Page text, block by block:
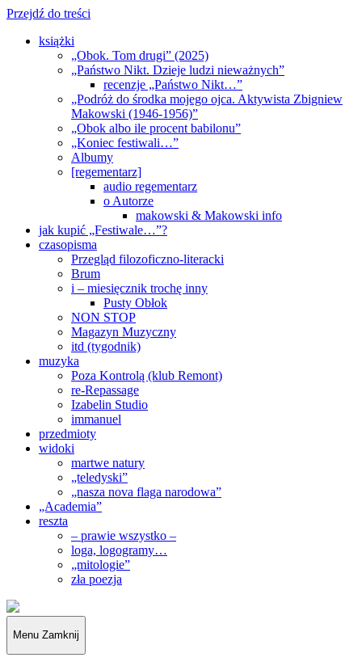
Przejdź do treści
książki
„Obok. Tom drugi” (2025)
„Państwo Nikt. Dzieje ludzi nieważnych”
recenzje „Państwo Nikt…”
„Podróż do środka mojego ojca. Aktywista Zbigniew
Makowski (1946-1956)”
„Obok albo ile procent babilonu”
„Koniec festiwali…”
Albumy
[regementarz]
audio regementarz
o Autorze
makowski & Makowski info
jak kupić „Festiwale…”?
czasopisma
Przegląd filozoficzno-literacki
Brum
i – miesięcznik trochę inny
Pusty Obłok
NON STOP
Magazyn Muzyczny
itd (tygodnik)
muzyka
Poza Kontrolą (klub Remont)
re-Repassage
Izabelin Studio
immanuel
przedmioty
widoki
martwe natury
„teledyski”
„nasza nova flaga narodowa”
„Academia”
reszta
– prawie wszystko –
loga, logogramy…
„mitologie”
zła poezja
„Obywatele…”
Menu Zamknij